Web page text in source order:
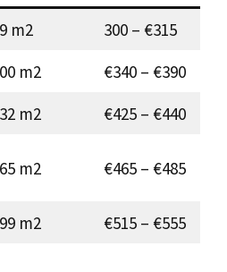
m2
300 – €315
m2
€340 – €390
m2
€425 – €440
m2 €465 – €485
m2 €515 – €555